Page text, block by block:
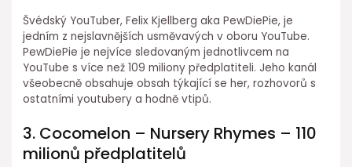
Švédský YouTuber, Felix Kjellberg aka PewDiePie, je
jedním z nejslavnějších usměvavých v oboru YouTube.
PewDiePie je nejvíce sledovaným jednotlivcem na
YouTube s více než 109 miliony předplatiteli. Jeho kanál
všeobecně obsahuje obsah týkající se her, rozhovorů s
ostatními youtubery a hodně vtipů.
3. Cocomelon – Nursery Rhymes – 110
milionů předplatitelů